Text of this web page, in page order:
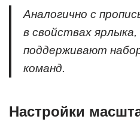
Аналогично с
в свойствах ярлыка,
поддерживают
команд.
Настройки